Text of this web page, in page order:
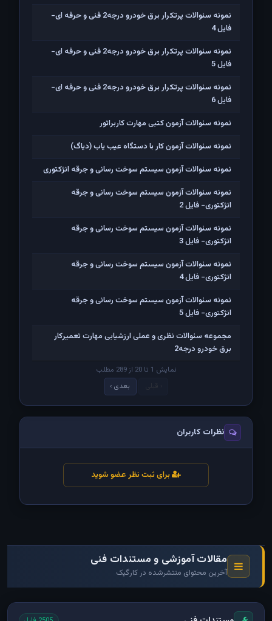
نمونه سئوالات پرتکرار برق خودرو درجه2 فنی و حرفه ای-
فایل 4
نمونه سئوالات پرتکرار برق خودرو درجه2 فنی و حرفه ای-
فایل 5
نمونه سئوالات پرتکرار برق خودرو درجه2 فنی و حرفه ای-
فایل 6
نمونه سئوالات آزمون کتبی مهارت کاربراتور
نمونه سئوالات آزمون کار با دستگاه عیب یاب (دیاگ)
نمونه سئوالات آزمون سیستم سوخت رسانی و جرقه انژکتوری
نمونه سئوالات آزمون سیستم سوخت رسانی و جرقه
انژکتوری- فایل 2
نمونه سئوالات آزمون سیستم سوخت رسانی و جرقه
انژکتوری- فایل 3
نمونه سئوالات آزمون سیستم سوخت رسانی و جرقه
انژکتوری- فایل 4
نمونه سئوالات آزمون سیستم سوخت رسانی و جرقه
انژکتوری- فایل 5
مجموعه سئوالات نظری و عملی ارزشیابی مهارت تعمیرکار
برق خودرو درجه2
نمایش 1 تا 20 از 289 مطلب
بعدی ›
نظرات کاربران
برای ثبت نظر عضو شوید
مقالات آموزشی و مستندات فنی
آخرین محتوای منتشرشده در کارگیک